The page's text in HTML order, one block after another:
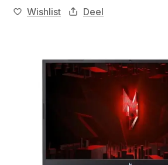
Wishlist Deel